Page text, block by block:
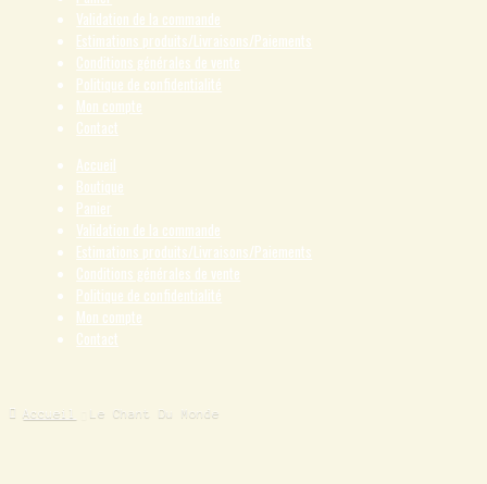
Validation de la commande
Estimations produits/Livraisons/Paiements
Conditions générales de vente
Politique de confidentialité
Mon compte
Contact
Accueil
Boutique
Panier
Validation de la commande
Estimations produits/Livraisons/Paiements
Conditions générales de vente
Politique de confidentialité
Mon compte
Contact
Accueil Le Chant Du Monde